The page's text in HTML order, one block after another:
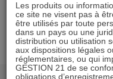
Les produits ou
ce site ne visent pas à
être utilisés par toute
dans un pays ou une
distribution ou utilisation
aux dispositions légales
réglementaires, ou qui
GESTION 21 de se
obligations